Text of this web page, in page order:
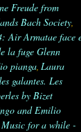
Freude from
Bach Society
Air Armatae face
la fuge Glenn
pianga Laura
galantes. Les
by Bizet
and Emilio
Music for a while -